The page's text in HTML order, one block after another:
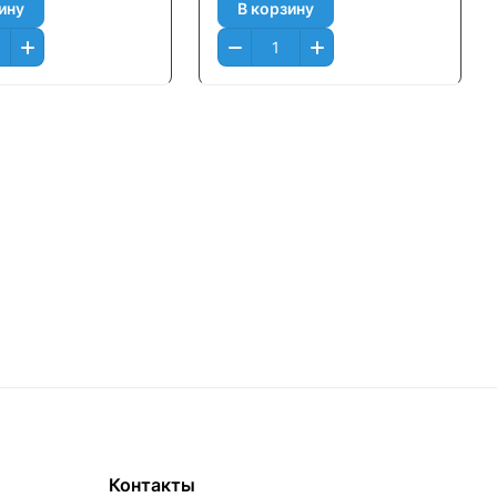
В корзину
Контакты